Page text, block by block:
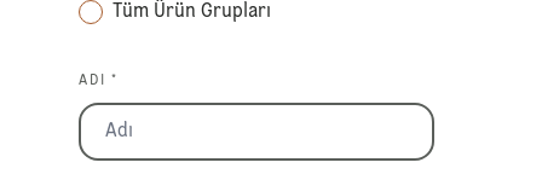
Tüm Ürün Grupları
ADI *